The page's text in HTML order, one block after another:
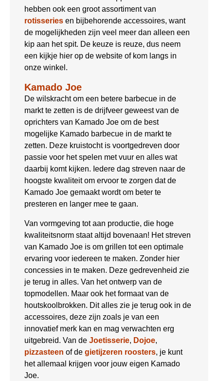
hebben ook een groot assortiment van
rotisseries en bijbehorende accessoires, want
de mogelijkheden zijn veel meer dan alleen een
kip aan het spit. De keuze is reuze, dus neem
een kijkje hier op de website of kom langs in
onze winkel.
Kamado Joe
De wilskracht om een betere barbecue in de
markt te zetten is de drijfveer geweest van de
oprichters van Kamado Joe om de best
mogelijke Kamado barbecue in de markt te
zetten. Deze kruistocht is voortgedreven door
passie voor het spelen met vuur en alles wat
daarbij komt kijken. Iedere dag streven naar de
hoogste kwaliteit om ervoor te zorgen dat de
Kamado Joe gemaakt wordt om beter te
presteren en langer mee te gaan.
Van vormgeving tot aan productie, die hoge
kwaliteitsnorm staat altijd bovenaan! Het streven
van Kamado Joe is om grillen tot een optimale
ervaring voor iedereen te maken. Zonder hier
concessies in te maken. Deze gedrevenheid zie
je terug in alles. Van het ontwerp van de
topmodellen. Maar ook het formaat van de
houtskoolbrokken. Dit alles zie je terug ook in de
accessoires, deze zijn zoals je van een
innovatief merk kan en mag verwachten erg
uitgebreid. Van de Joetisserie, Dojoe,
pizzasteen of de gietijzeren roosters, je kunt
het allemaal krijgen voor jouw eigen Kamado
Joe.